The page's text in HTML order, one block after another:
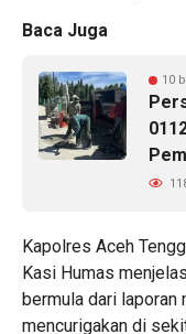
Baca Juga
10
Kapolres Aceh
Kasi Humas
bermula dari laporan
mencurigakan di